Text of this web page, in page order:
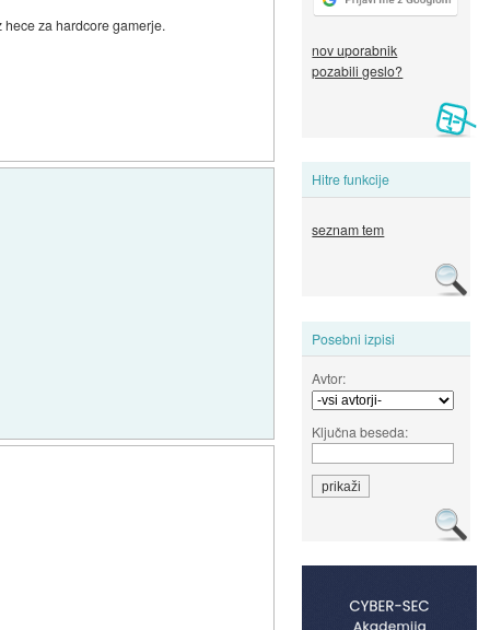
nov uporabnik
pozabili geslo?
Hitre funkcije
seznam tem
Posebni izpisi
Avtor:
Ključna beseda:
za hardcore gamerje.